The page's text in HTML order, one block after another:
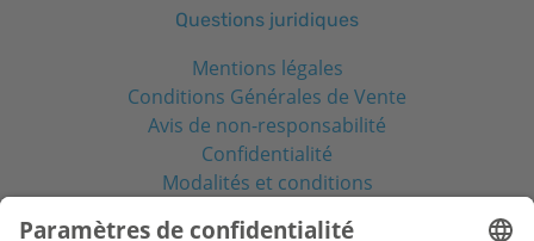
Questions juridiques
Mentions légales
Conditions Générales de Vente
Avis de non-responsabilité
Confidentialité
Modalités et conditions